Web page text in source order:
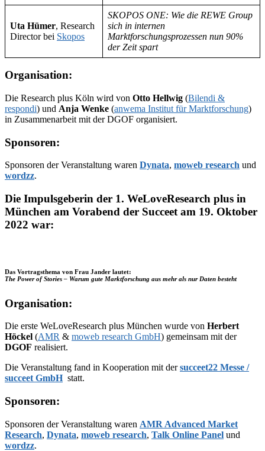
Uta Hümer, Research
Director bei Skopos
SKOPOS ONE: Wie die REWE Group
sich in internen
Marktforschungsprozessen nun 90%
der Zeit spart
Organisation:
Die Research plus Köln wird von Otto Hellwig (Bilendi &
respondi) und Anja Wenke (anwema Institut für Marktforschung)
in Zusammenarbeit mit der DGOF organisiert.
Sponsoren:
Sponsoren der Veranstaltung waren Dynata, moweb research und
wordzz.
Die Impulsgeberin der 1. WeLoveResearch plus in
München am Vorabend der Succeet am 19. Oktober
2022 war:
Das Vortragsthema von Frau Jander lautet:
The Power of Stories – Warum gute Marktforschung aus mehr als nur Daten besteht
Organisation:
Die erste WeLoveResearch plus München wurde von Herbert
Höckel (AMR & moweb research GmbH) gemeinsam mit der
DGOF realisiert.
Die Veranstaltung fand in Kooperation mit dersucceet22 Messe /
succeet GmbHstatt.
Sponsoren:
Sponsoren der Veranstaltung waren AMR Advanced Market
Research, Dynata, moweb research, Talk Online Panel und
wordzz.